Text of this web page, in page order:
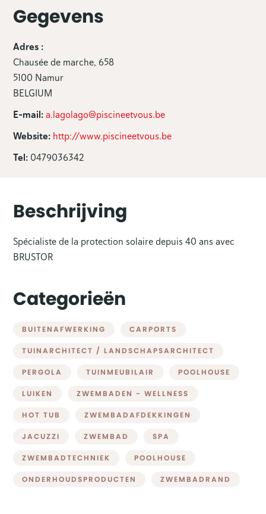
Gegevens
Adres :
Chausée de marche, 658
5100 Namur
BELGIUM
E-mail:a.lagolago@piscineetvous.be
Website: http://www.piscineetvous.be
Tel: 0479036342
Beschrijving
Spécialiste de la protection solaire depuis 40 ans avec
BRUSTOR
Categorieën
BUITENAFWERKING CARPORTS
TUINARCHITECT / LANDSCHAPSARCHITECT
PERGOLA TUINMEUBILAIR POOLHOUSE
LUIKEN ZWEMBADEN - WELLNESS
HOT TUB ZWEMBADAFDEKKINGEN
JACUZZI ZWEMBAD SPA
ZWEMBADTECHNIEK POOLHOUSE
ONDERHOUDSPRODUCTEN ZWEMBADRAND